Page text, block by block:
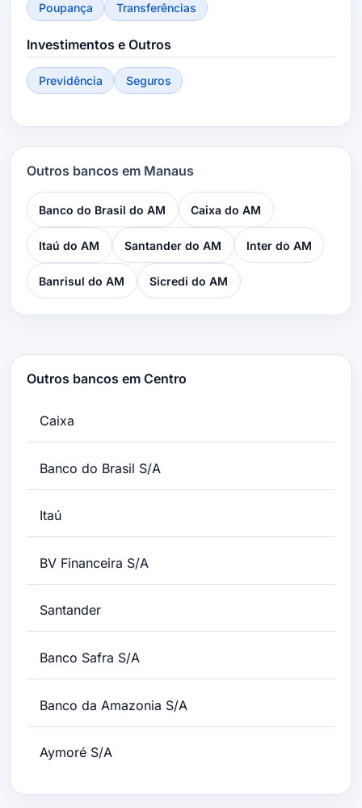
Poupança
Transferências
Investimentos e Outros
Previdência Seguros
Outros bancos em Manaus
Banco do Brasil do AM Caixa do AM
Itaú do AM Santander do AM Inter do AM
Banrisul do AM Sicredi do AM
Outros bancos em Centro
Caixa
Banco do Brasil S/A
Itaú
BV Financeira S/A
Santander
Banco Safra S/A
Banco da Amazonia S/A
Aymoré S/A